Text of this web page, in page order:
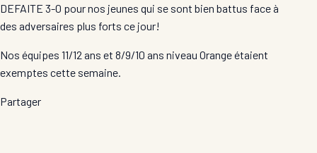
DEFAITE 3-0 pour nos jeunes qui se sont bien battus face à
des adversaires plus forts ce jour!
Nos équipes 11/12 ans et 8/9/10 ans niveau Orange étaient
exemptes cette semaine.
Partager